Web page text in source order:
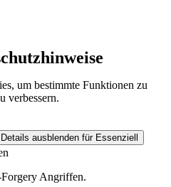
um bestimmte Funktionen zu
verbessern.
Details ausblenden für Essenziell
Forgery Angriffen.